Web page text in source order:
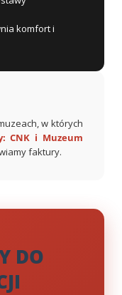
komfort i
w których
CNK i Muzeum
faktury.
DO